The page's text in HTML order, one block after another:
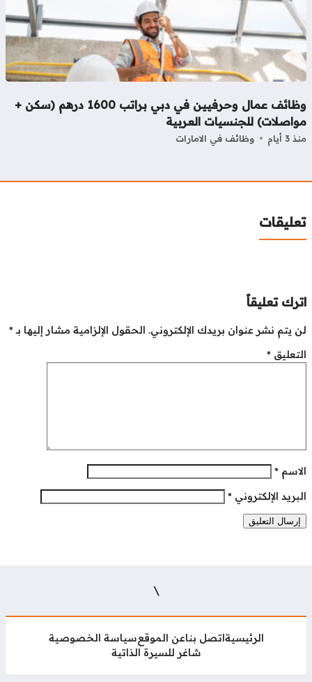
وظائف عمال وحرفيين في دبي براتب 1600 درهم (سكن +
للجنسيات العربية
أيام وظائف في الامارات
تعليقاً
يتم نشر عنوان بريدك الإلكتروني. الحقول الإلزامية مشار إليها بـ
*
*
الإلكتروني*
الرئيسيةاتصل بنا عن الموقعسياسة الخصوصية
شاغر للسيرة الذاتية